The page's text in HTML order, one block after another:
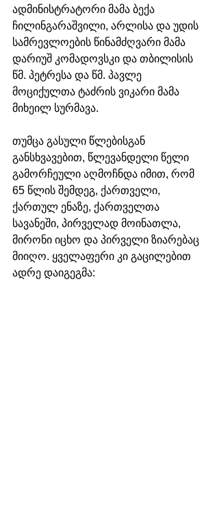
ადმინისტრატორი მამა ბექა
ჩილინგარაშვილი, არლისა და უდის
სამრევლოების წინამძღვარი მამა
დარიუშ კომადოვსკი და თბილისის
წმ. პეტრესა და წმ. პავლე
მოციქულთა ტაძრის ვიკარი მამა
მიხეილ სურმავა.
თუმცა გასული წლებისგან
განსხვავებით, წლევანდელი წელი
გამორჩეული აღმოჩნდა იმით, რომ
65 წლის შემდეგ, ქართველი,
ქართულ ენაზე, ქართველთა
სავანეში, პირველად მოინათლა,
მირონი იცხო და პირველი ზიარებაც
მიიღო. ყველაფერი კი გაცილებით
ადრე დაიგეგმა: